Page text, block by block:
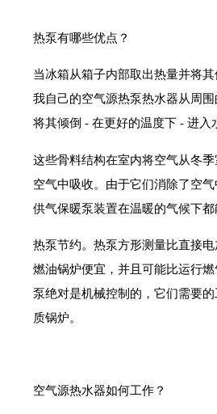
热泵有哪些优点？
当冰箱从箱子内部取出热量并将其
我自己的空气源热泵热水器从周
将其倾倒 - 在更好的温度下 - 进入
这些骨料结构在室内将空气从冬
空气中吸收。由于它们消除了空
供气保暖泵装置在温暖的气候下都
热泵节约。热泵方形测量比直接
燃油锅炉便宜，并且可能比运行
泵绝对是机械控制的，它们需要
质锅炉。
空气源热水器如何工作？